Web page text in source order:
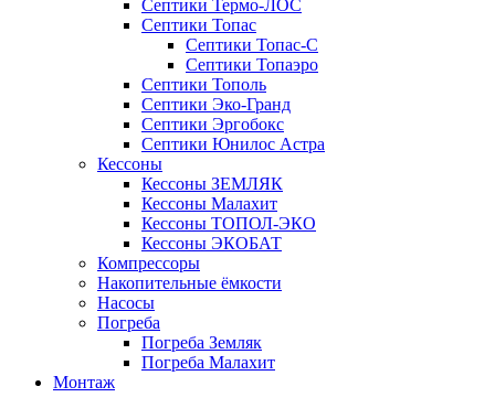
Септики Термо-ЛОС
Септики Топас
Септики Топас-С
Септики Топаэро
Септики Тополь
Септики Эко-Гранд
Септики Эргобокс
Септики Юнилос Астра
Кессоны
Кессоны ЗЕМЛЯК
Кессоны Малахит
Кессоны ТОПОЛ-ЭКО
Кессоны ЭКОБАТ
Компрессоры
Накопительные ёмкости
Насосы
Погреба
Погреба Земляк
Погреба Малахит
Монтаж